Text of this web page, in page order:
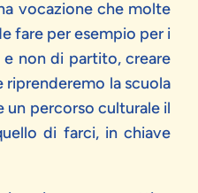
vocazione che molte
fare per esempio per i
non di partito, creare
riprenderemo la scuola
percorso culturale il
di farci, in chiave